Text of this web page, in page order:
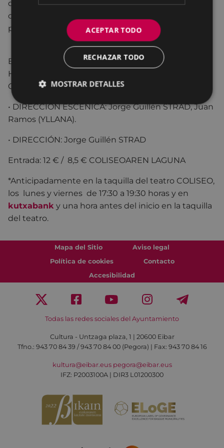
de Yllana, Juan Ramos. Se escu�charán
composiciones de Jorge Guillén y temas conocidos
por el gran público
• NTÉRPRETES: Jorge Guillén STRAD (Violín), Tania
Bernaez Abad (Bajo) / Ricardo Tirado (Bajo), Vicente
Hervás (Bateria), Joaquín Alguacil (Guitarras), Javier
Celada (Flauta, Gaita), David García (Teclados).
• DIRECCIÓN ESCÉNICA: Jorge Guillén STRAD, Juan
Ramos (YLLANA).
• DIRECCIÓN: Jorge Guillén STRAD
Entrada: 12 € / 8,5 € COLISEOAREN LAGUNA
*Anticipadamente en la taquilla del teatro COLISEO,
los lunes y viernes de 17:30 a 19:30 horas y en
kutxabank y una hora antes del inicio en la taquilla
del teatro.
Mapa del Sitio
Aviso legal
Política de cookies
Contacto
Accesibilidad
Todas las redes sociales del Ayuntamiento
Cultura - Untzaga plaza, 1 | 20600 Eibar
Tfno.: 943 70 84 39 / 943 70 84 00 (Pegora) | Fax: 943 70 84 16
kultura@eibar.eus pegora@eibar.eus
IFZ: P2003100A | DIR3 L01200300
ACEPTAR TODO
RECHAZAR TODO
MOSTRAR DETALLES